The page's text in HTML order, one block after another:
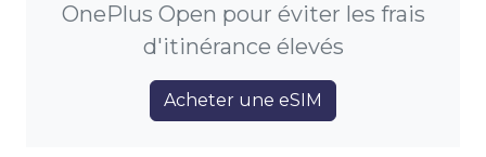
OnePlus Open pour éviter les frais
d'itinérance élevés
Acheter une eSIM